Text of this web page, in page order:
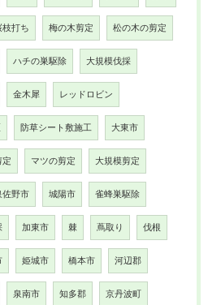
枝打ち 梅の木剪定 松の木の剪定
ハチの巣駆除 大規模伐採
金木犀 レッドロビン
防草シート敷施工 大東市
定 マツの剪定 大規模剪定
佐野市 城陽市 雀蜂巣駆除
加東市 棘 蔦取り 伐根
姫城市 橋本市 河辺郡
泉南市 知多郡 京丹波町